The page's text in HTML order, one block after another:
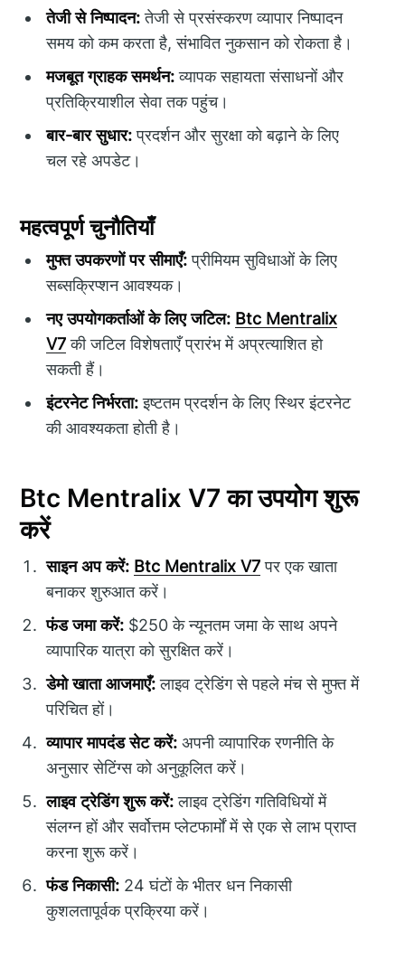
तेजी से निष्पादन:तेजी से प्रसंस्करण व्यापार निष्पादन
समय को कम करता है, संभावित नुकसान को रोकता है।
मजबूत ग्राहक समर्थन:व्यापक सहायता संसाधनों और
प्रतिक्रियाशील सेवा तक पहुंच।
बार-बार सुधार:प्रदर्शन और सुरक्षा को बढ़ाने के लिए
चल रहे अपडेट।
महत्वपूर्ण चुनौतियाँ
मुफ्त उपकरणों पर सीमाएँ:प्रीमियम सुविधाओं के लिए
सब्सक्रिप्शन आवश्यक।
नए उपयोगकर्ताओं के लिए जटिल: Btc Mentralix
V7की जटिल विशेषताएँ प्रारंभ में अप्रत्याशित हो
सकती हैं।
इंटरनेट निर्भरता:इष्टतम प्रदर्शन के लिए स्थिर इंटरनेट
की आवश्यकता होती है।
Btc Mentralix V7 का उपयोग शुरू
करें
साइन अप करें: Btc Mentralix V7पर एक खाता
बनाकर शुरुआत करें।
फंड जमा करें: $250 के न्यूनतम जमा के साथ अपने
व्यापारिक यात्रा को सुरक्षित करें।
डेमो खाता आजमाएँ:लाइव ट्रेडिंग से पहले मंच से मुफ्त में
परिचित हों।
व्यापार मापदंड सेट करें: अपनी व्यापारिक रणनीति के
अनुसार सेटिंग्स को अनुकूलित करें।
लाइव ट्रेडिंग शुरू करें:लाइव ट्रेडिंग गतिविधियों में
संलग्न हों और सर्वोत्तम प्लेटफार्मों में से एक से लाभ प्राप्त
करना शुरू करें।
फंड निकासी: 24 घंटों के भीतर धन निकासी
कुशलतापूर्वक प्रक्रिया करें।